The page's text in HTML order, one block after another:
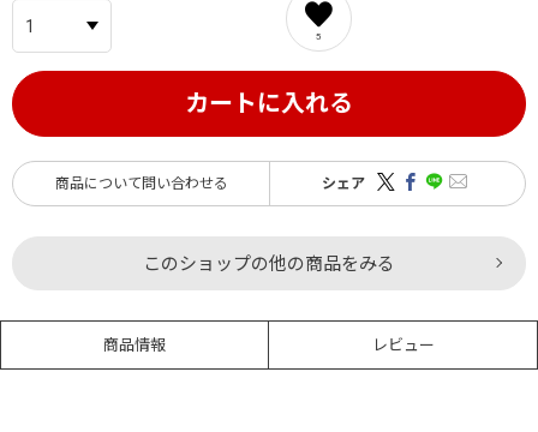
5
カートに入れる
商品について問い合わせる シェア
このショップの他の商品をみる
商品情報 レビュー